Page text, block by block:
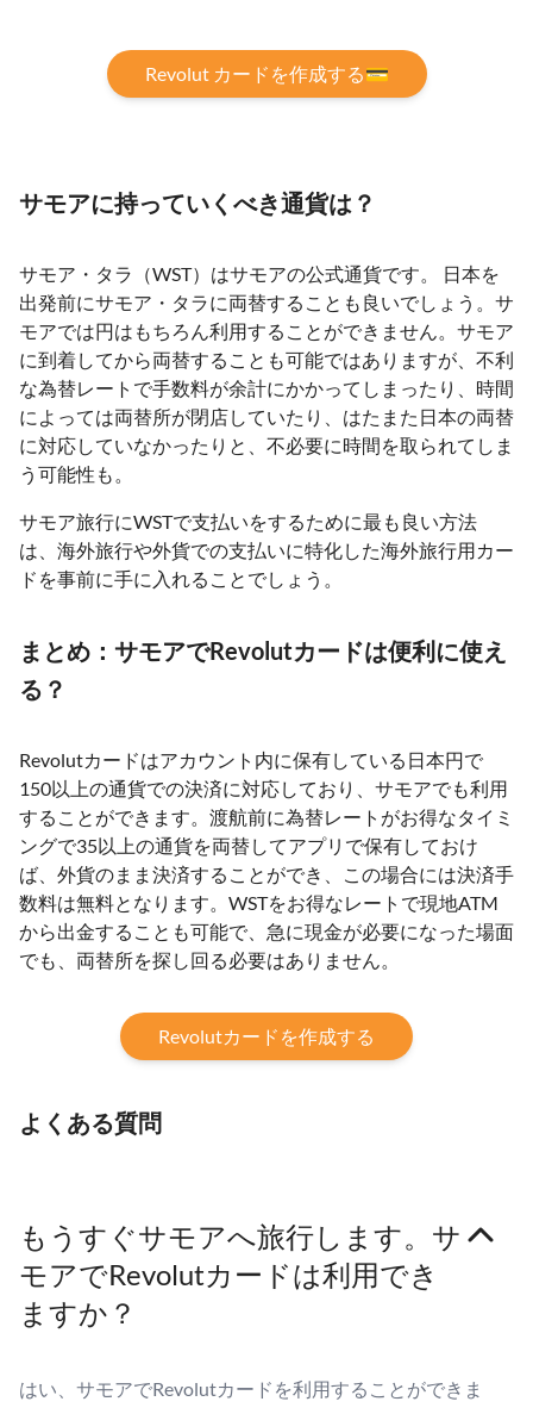
Revolut カードを作成する💳
サモアに持っていくべき通貨は？
サモア・タラ（WST）はサモアの公式通貨です。 日本を
出発前にサモア・タラに両替することも良いでしょう。サ
モアでは円はもちろん利用することができません。サモア
に到着してから両替することも可能ではありますが、不利
な為替レートで手数料が余計にかかってしまったり、時間
によっては両替所が閉店していたり、はたまた日本の両替
に対応していなかったりと、不必要に時間を取られてしま
う可能性も。
サモア旅行にWSTで支払いをするために最も良い方法
は、海外旅行や外貨での支払いに特化した海外旅行用カー
ドを事前に手に入れることでしょう。
まとめ：サモアでRevolutカードは便利に使え
る？
Revolutカードはアカウント内に保有している日本円で
150以上の通貨での決済に対応しており、サモアでも利用
することができます。渡航前に為替レートがお得なタイミ
ングで35以上の通貨を両替してアプリで保有しておけ
ば、外貨のまま決済することができ、この場合には決済手
数料は無料となります。WSTをお得なレートで現地ATM
から出金することも可能で、急に現金が必要になった場面
でも、両替所を探し回る必要はありません。
Revolutカードを作成する
よくある質問
もうすぐサモアへ旅行します。サ
モアでRevolutカードは利用でき
ますか？
はい、サモアでRevolutカードを利用することができま